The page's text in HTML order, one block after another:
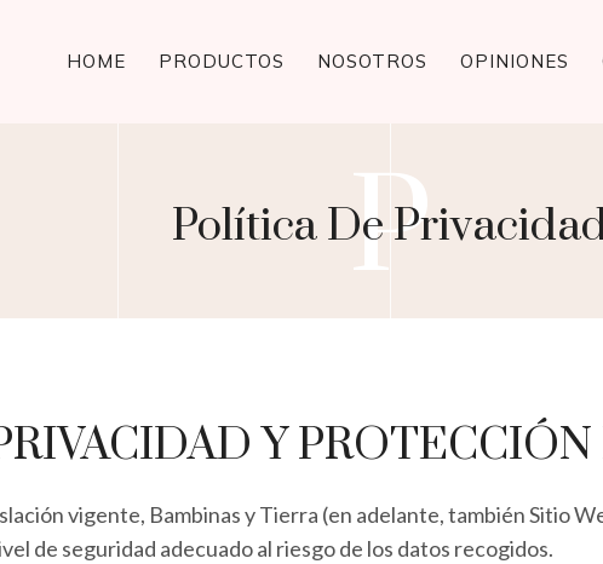
HOME PRODUCTOS NOSOTROS OPINIONES
P
Política De
Y
vigente, Bambinas y Tierra (en adelante, también Sitio
de seguridad adecuado al riesgo de los datos recogidos.